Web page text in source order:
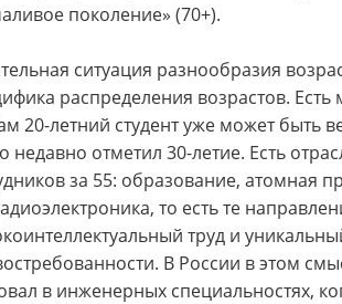
поколение» (70+).
ситуация разнообразия
распределения возрастов.
20-летний студент уже может быть
недавно отметил 30-летие. Есть
за 55: образование,
то есть те
труд и
В России в этом
в инженерных специальностях,